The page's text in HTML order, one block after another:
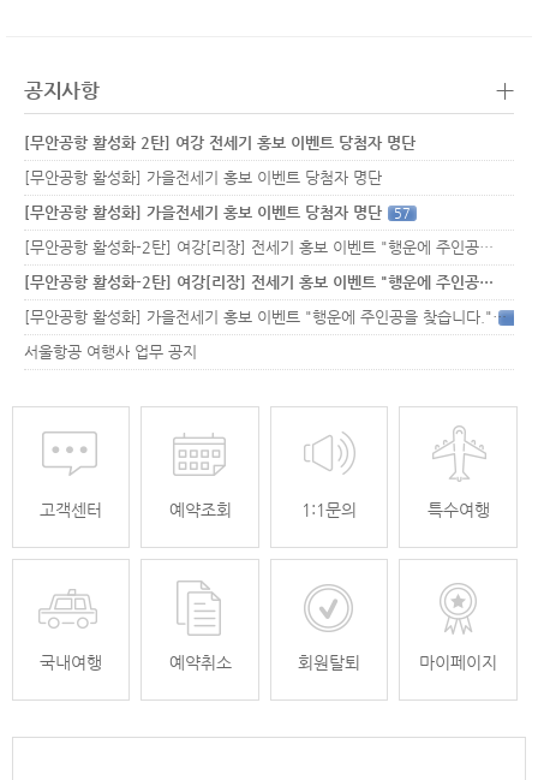
공지사항 +
[무안공항 활성화 2탄] 여강 전세기 홍보 이벤트 당첨자 명단
[무안공항 활성화] 가을전세기 홍보 이벤트 당첨자 명단
[무안공항 활성화] 가을전세기 홍보 이벤트 당첨자 명단
57
[무안공항 활성화-2탄] 여강[리장] 전세기 홍보 이벤트 "행운에 주인공…
[무안공항 활성화-2탄] 여강[리장] 전세기 홍보 이벤트 "행운에 주인공…
[무안공항 활성화] 가을전세기 홍보 이벤트 "행운에 주인공을 찾습니다."33
서울항공 여행사 업무 공지
고객센터 예약조회 1:1문의 특수여행
국내여행 예약취소 회원탈퇴 마이페이지